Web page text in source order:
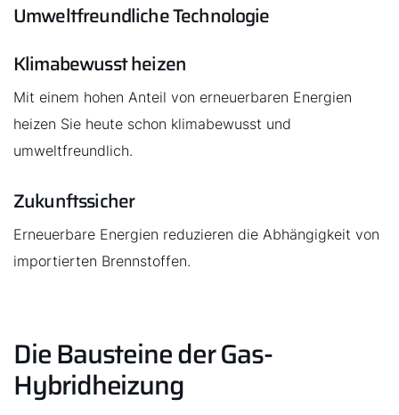
Umweltfreundliche Technologie
Klimabewusst heizen
Mit einem hohen Anteil von erneuerbaren Energien
heizen Sie heute schon klimabewusst und
umweltfreundlich.
Zukunftssicher
Erneuerbare Energien reduzieren die Abhängigkeit von
importierten Brennstoffen.
Die Bausteine der Gas-
Hybridheizung